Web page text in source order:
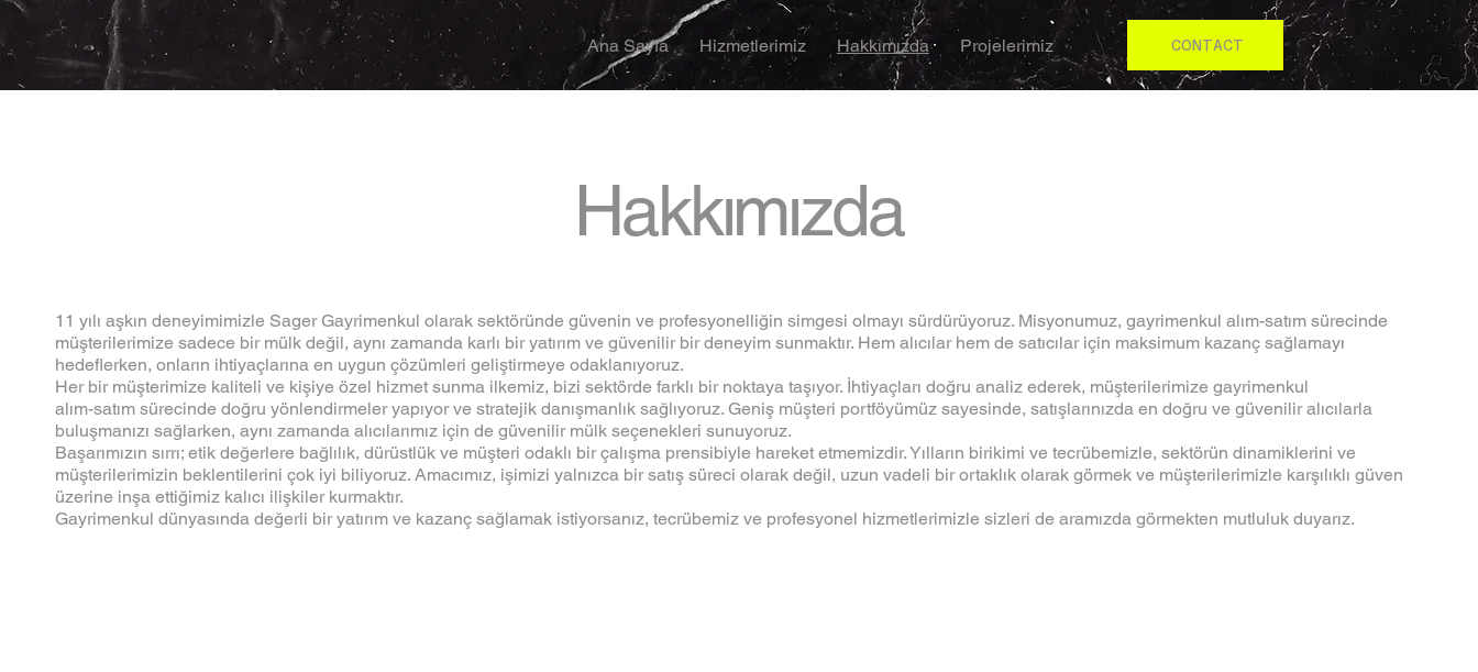
Ana Sayfa Hizmetlerimiz Hakkımızda Projelerimiz CONTACT
Hakkımızda
11 yılı aşkın deneyimimizle Sager Gayrimenkul olarak sektöründe güvenin ve profesyonelliğin simgesi olmayı sürdürüyoruz. Misyonumuz, gayrimenkul alım-satım sürecinde
müşterilerimize sadece bir mülk değil, aynı zamanda karlı bir yatırım ve güvenilir bir deneyim sunmaktır. Hem alıcılar hem de satıcılar için maksimum kazanç sağlamayı
hedeflerken, onların ihtiyaçlarına en uygun çözümleri geliştirmeye odaklanıyoruz.
Her bir müşterimize kaliteli ve kişiye özel hizmet sunma ilkemiz, bizi sektörde farklı bir noktaya taşıyor. İhtiyaçları doğru analiz ederek, müşterilerimize gayrimenkul
alım-satım sürecinde doğru yönlendirmeler yapıyor ve stratejik danışmanlık sağlıyoruz. Geniş müşteri portföyümüz sayesinde, satışlarınızda en doğru ve güvenilir alıcılarla
buluşmanızı sağlarken, aynı zamanda alıcılarımız için de güvenilir mülk seçenekleri sunuyoruz.
Başarımızın sırrı; etik değerlere bağlılık, dürüstlük ve müşteri odaklı bir çalışma prensibiyle hareket etmemizdir. Yılların birikimi ve tecrübemizle, sektörün dinamiklerini ve
müşterilerimizin beklentilerini çok iyi biliyoruz. Amacımız, işimizi yalnızca bir satış süreci olarak değil, uzun vadeli bir ortaklık olarak görmek ve müşterilerimizle karşılıklı güven
üzerine inşa ettiğimiz kalıcı ilişkiler kurmaktır.
Gayrimenkul dünyasında değerli bir yatırım ve kazanç sağlamak istiyorsanız, tecrübemiz ve profesyonel hizmetlerimizle sizleri de aramızda görmekten mutluluk duyarız.